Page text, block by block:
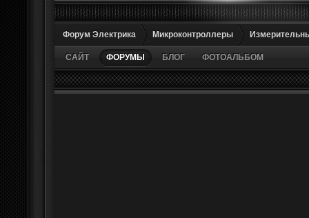
Форум Электрика Микроконтроллеры
САЙТ ФОРУМЫ БЛОГ ФОТОАЛЬБОМ